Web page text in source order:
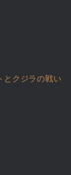
とクジラの戦い